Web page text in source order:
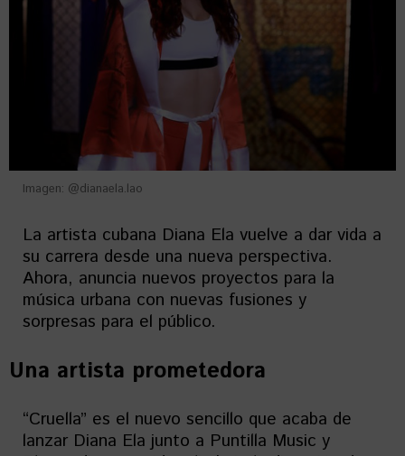
Imagen: @dianaela.lao
La artista cubana Diana Ela vuelve a dar vida a
su carrera desde una nueva perspectiva.
Ahora, anuncia nuevos proyectos para la
música urbana con nuevas fusiones y
sorpresas para el público.
Una artista prometedora
“Cruella” es el nuevo sencillo que acaba de
lanzar Diana Ela junto a Puntilla Music y